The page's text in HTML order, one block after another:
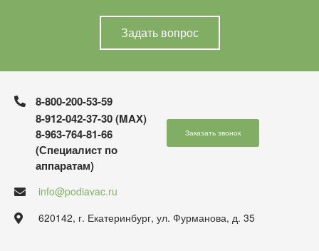
Задать вопрос
8-800-200-53-59
8-912-042-37-30 (MAХ)
8-963-764-81-66
(Специалист по
аппаратам)
Заказать звонок
info@podiavac.ru
620142, г. Екатеринбург, ул. Фурманова, д. 35